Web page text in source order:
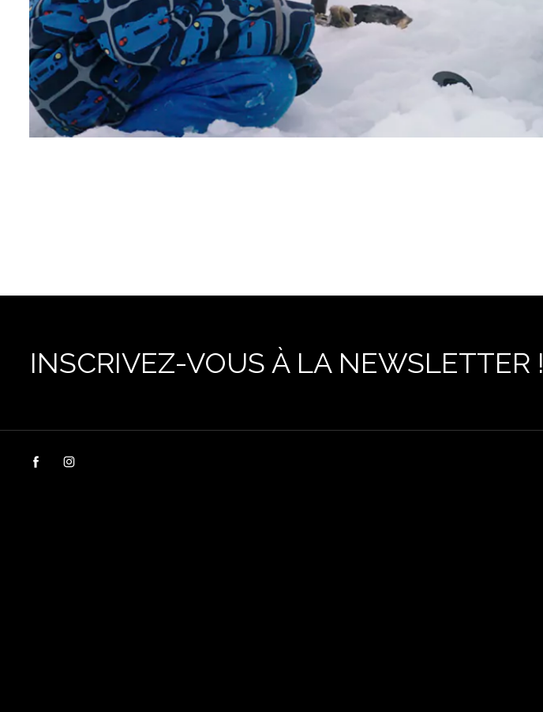
INSCRIVEZ-VOUS À LA NEWSLETTER !